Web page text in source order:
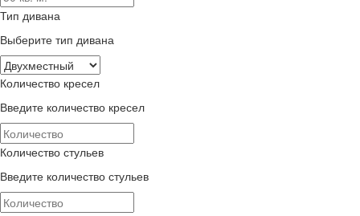
Тип дивана
Выберите тип дивана
Количество кресел
Введите количество кресел
Количество стульев
Введите количество стульев